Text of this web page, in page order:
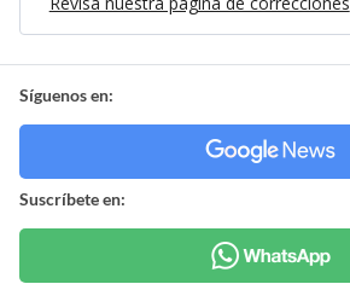
Síguenos en:
Suscríbete en: